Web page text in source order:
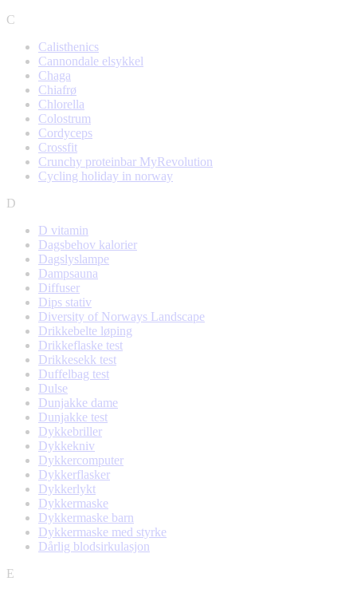
C
Calisthenics
Cannondale elsykkel
Chaga
Chiafrø
Chlorella
Colostrum
Cordyceps
Crossfit
Crunchy proteinbar MyRevolution
Cycling holiday in norway
D
D vitamin
Dagsbehov kalorier
Dagslyslampe
Dampsauna
Diffuser
Dips stativ
Diversity of Norways Landscape
Drikkebelte løping
Drikkeflaske test
Drikkesekk test
Duffelbag test
Dulse
Dunjakke dame
Dunjakke test
Dykkebriller
Dykkekniv
Dykkercomputer
Dykkerflasker
Dykkerlykt
Dykkermaske
Dykkermaske barn
Dykkermaske med styrke
Dårlig blodsirkulasjon
E